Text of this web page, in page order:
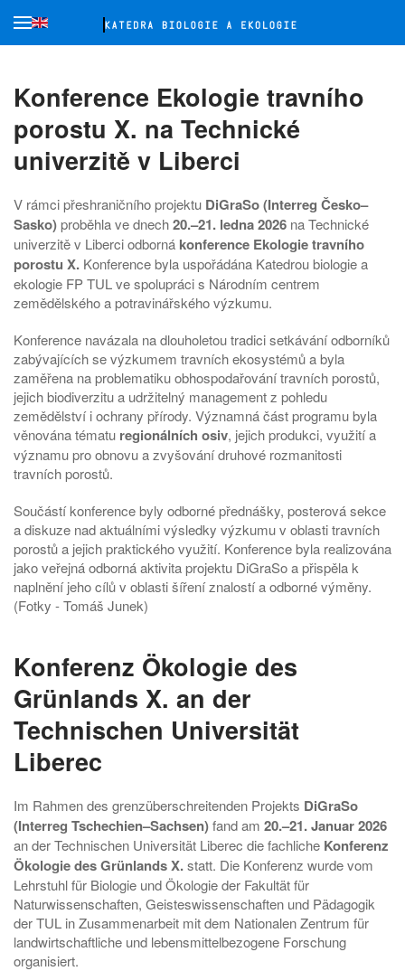
Přejít na hlavní obsah
Konference Ekologie travního
porostu X. na Technické
univerzitě v Liberci
V rámci přeshraničního projektu DiGraSo (Interreg Česko–
Sasko)proběhla ve dnech20.–21. ledna 2026 na Technické
univerzitě v Liberci odborná konference Ekologie travního
porostu X. Konference byla uspořádána Katedrou biologie a
ekologie FP TUL ve spolupráci s Národním centrem
zemědělského a potravinářského výzkumu.
Konference navázala na dlouholetou tradici setkávání odborníků
zabývajících se výzkumem travních ekosystémů a byla
zaměřena na problematiku obhospodařování travních porostů,
jejich biodiverzitu a udržitelný management z pohledu
zemědělství i ochrany přírody. Významná část programu byla
věnována tématu regionálních osiv, jejich produkci, využití a
významu pro obnovu a zvyšování druhové rozmanitosti
travních porostů.
Součástí konference byly odborné přednášky, posterová sekce
a diskuze nad aktuálními výsledky výzkumu v oblasti travních
porostů a jejich praktického využití. Konference byla realizována
jako veřejná odborná aktivita projektu DiGraSo a přispěla k
naplnění jeho cílů v oblasti šíření znalostí a odborné výměny.
(Fotky - Tomáš Junek)
Konferenz Ökologie des
Grünlands X. an der
Technischen Universität
Liberec
Im Rahmen des grenzüberschreitenden Projekts DiGraSo
(Interreg Tschechien–Sachsen)fand am 20.–21. Januar 2026
an der Technischen Universität Liberec die fachliche Konferenz
Ökologie des Grünlands X.statt. Die Konferenz wurde vom
Lehrstuhl für Biologie und Ökologie der Fakultät für
Naturwissenschaften, Geisteswissenschaften und Pädagogik
der TUL in Zusammenarbeit mit dem Nationalen Zentrum für
landwirtschaftliche und lebensmittelbezogene Forschung
organisiert.